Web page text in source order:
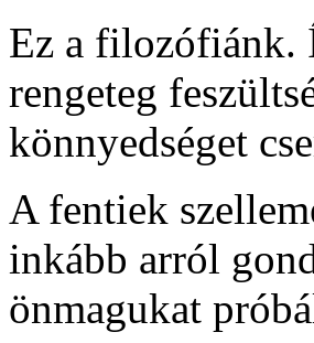
Ez a filozófiánk.
rengeteg
könnyedséget
A fentiek
inkább arról
önmagukat